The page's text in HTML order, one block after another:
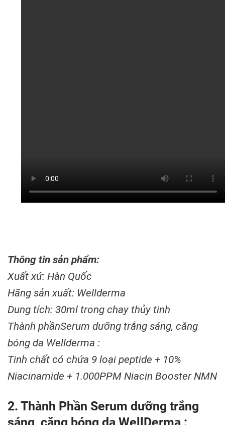
Thông tin sản phẩm:
Xuất xứ: Hàn Quốc
Hãng sản xuất: Wellderma
Dung tích: 30ml trong chay thủy tinh
Thành phầnSerum dưỡng trắng sáng, căng
bóng da Wellderma :
Tinh chất có chứa 9 loại peptide + 10%
Niacinamide + 1.000PPM Niacin Booster NMN
2. Thành Phần Serum dưỡng trắng